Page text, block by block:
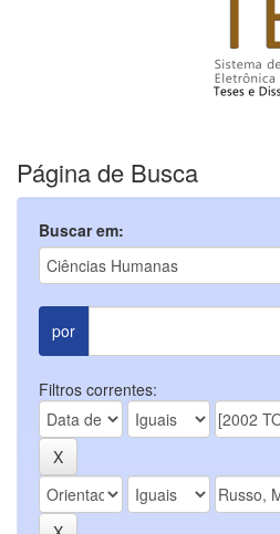
Página de Busca
Buscar em:
por
Filtros correntes: